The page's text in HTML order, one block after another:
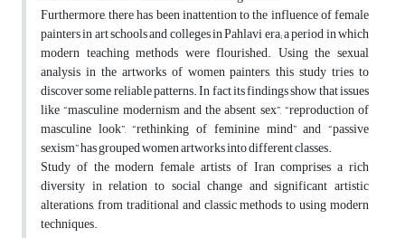
Furthermore, there has been inattention to the influence of female
painters in art schools and colleges in Pahlavi era; a period in which
modern teaching methods were flourished. Using the sexual
analysis in the artworks of women painters, this study tries to
discover some reliable patterns. In fact its findings show that issues
like “masculine modernism and the absent sex”, “reproduction of
masculine look”, “rethinking of feminine mind” and “passive
sexism” has grouped women artworks into different classes.
Study of the modern female artists of Iran comprises a rich
diversity in relation to social change and significant artistic
alterations, from traditional and classic methods to using modern
techniques.